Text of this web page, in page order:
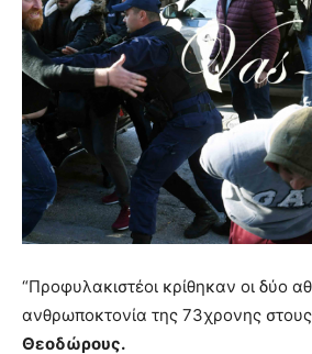
“Προφυλακιστέοι κρίθηκαν οι δύο
ανθρωποκτονία της 73χρονης στους
Θεοδώρους.